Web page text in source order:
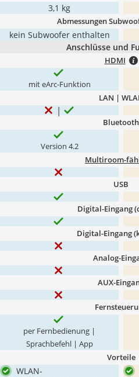
3,1 kg
Abmessungen
kein Subwoofer enthalten
Anschlüsse und
HDMI
mit eArc-Funktion
LAN |
Bluetooth
Version 4.2
Multiroom-
USB
Digital-Eingang
Digital-Eingang
Analog-
AUX-
per Fernbedienung |
Sprachbefehl | App
Vorteile
WLAN-